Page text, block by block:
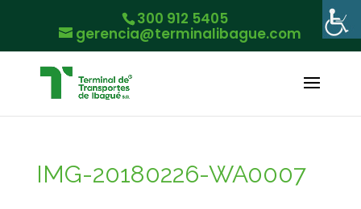
300 912 5405
gerencia@terminalibague.com
IMG-20180226-WA0007